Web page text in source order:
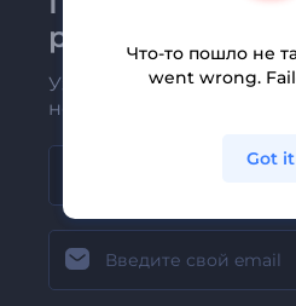
рассылке
Узнавайте о последних
новых предложениях
Что-то пошло не
went wrong.
Got it